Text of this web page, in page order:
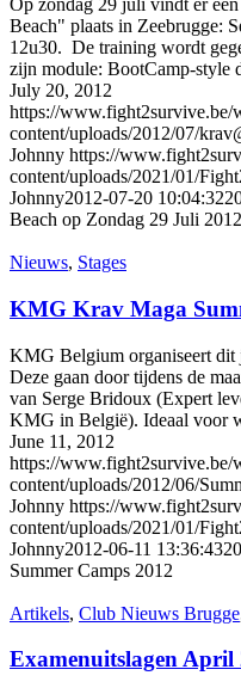
Op zondag 29 juli vindt er
Beach" plaats in Zeebrugge:
12u30. De training wordt
zijn module: BootCamp-
July 20, 2012
https://www.fight2survive.be/
content/uploads/2012/07/
Johnny https://
content/uploads/2021/01/
Johnny2012-07-20 10:04:32
Beach op Zondag 29 Juli 2012
Nieuws, Stages
KMG Krav Maga
KMG Belgium organiseert dit
Deze gaan door tijdens de
van Serge Bridoux (Expert
KMG in België). Ideaal voor
June 11, 2012
https://www.fight2survive.be/
content/uploads/2012/06/
Johnny https://
content/uploads/2021/01/
Johnny2012-06-11 13:36:43
Summer Camps 2012
Artikels, Club Nieuws Brugge
Examenuitslagen April